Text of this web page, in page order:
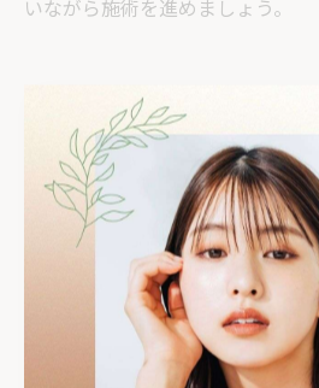
いながら施術を進めましょう。
ニキビがある場合
ーブピーリング検証
ニキビがある肌でのハーブピー
ハーブピーリングは、思春期ニキ
能なケースが多いとされています
のサロンでも、現在ニキビがある